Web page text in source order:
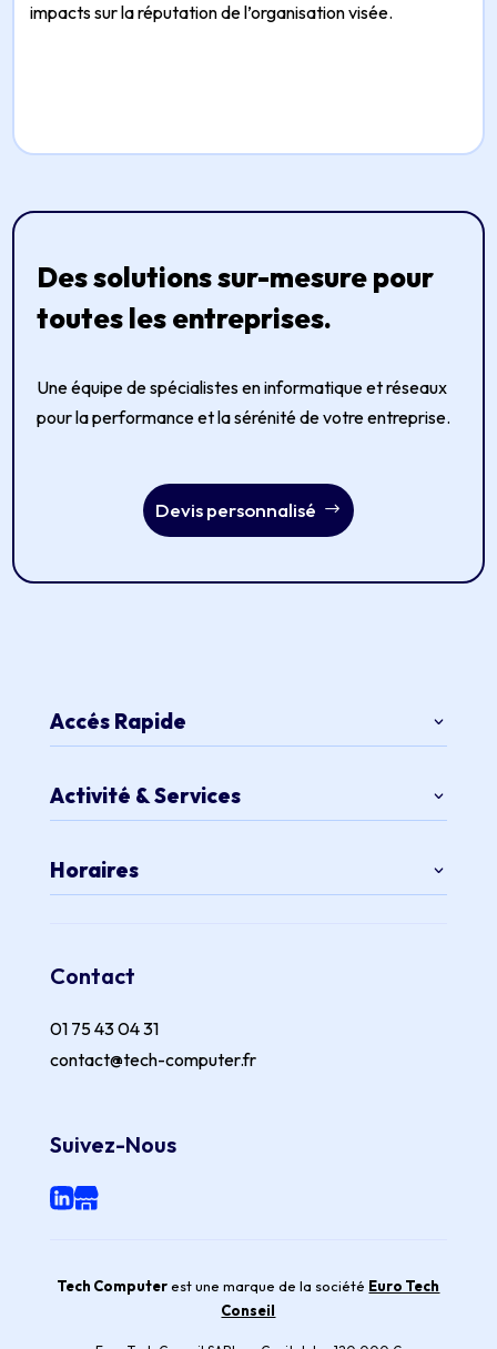
impacts sur la réputation de l’organisation visée.
Des solutions sur-mesure pour
toutes les entreprises.
Une équipe de spécialistes en informatique et réseaux
pour la performance et la sérénité de votre entreprise.
Devis personnalisé
Accés Rapide
Activité & Services
Horaires
Contact
01 75 43 04 31
contact@tech-computer.fr
Suivez-Nous
Tech Computerest une marque de la société Euro Tech
Conseil